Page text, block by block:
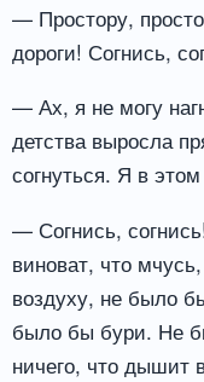
— Простору,
дороги! Согнись,
— Ах, я не могу
детства выросла
согнуться. Я в
— Согнись,
виноват, что
воздуху, не было
было бы бури. Не
ничего, что дышит